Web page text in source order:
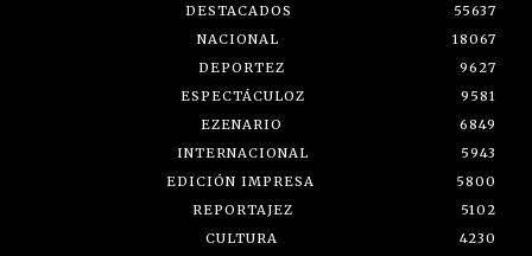
DESTACADOS
55637
NACIONAL
18067
DEPORTEZ
9627
ESPECTÁCULOZ
9581
EZENARIO
6849
INTERNACIONAL
5943
EDICIÓN IMPRESA
5800
REPORTAJEZ
5102
CULTURA
4230